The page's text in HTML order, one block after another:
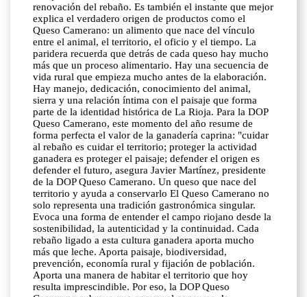
renovación del rebaño. Es también el instante que mejor
explica el verdadero origen de productos como el
Queso Camerano: un alimento que nace del vínculo
entre el animal, el territorio, el oficio y el tiempo. La
paridera recuerda que detrás de cada queso hay mucho
más que un proceso alimentario. Hay una secuencia de
vida rural que empieza mucho antes de la elaboración.
Hay manejo, dedicación, conocimiento del animal,
sierra y una relación íntima con el paisaje que forma
parte de la identidad histórica de La Rioja. Para la DOP
Queso Camerano, este momento del año resume de
forma perfecta el valor de la ganadería caprina: "cuidar
al rebaño es cuidar el territorio; proteger la actividad
ganadera es proteger el paisaje; defender el origen es
defender el futuro, asegura Javier Martínez, presidente
de la DOP Queso Camerano. Un queso que nace del
territorio y ayuda a conservarlo El Queso Camerano no
solo representa una tradición gastronómica singular.
Evoca una forma de entender el campo riojano desde la
sostenibilidad, la autenticidad y la continuidad. Cada
rebaño ligado a esta cultura ganadera aporta mucho
más que leche. Aporta paisaje, biodiversidad,
prevención, economía rural y fijación de población.
Aporta una manera de habitar el territorio que hoy
resulta imprescindible. Por eso, la DOP Queso